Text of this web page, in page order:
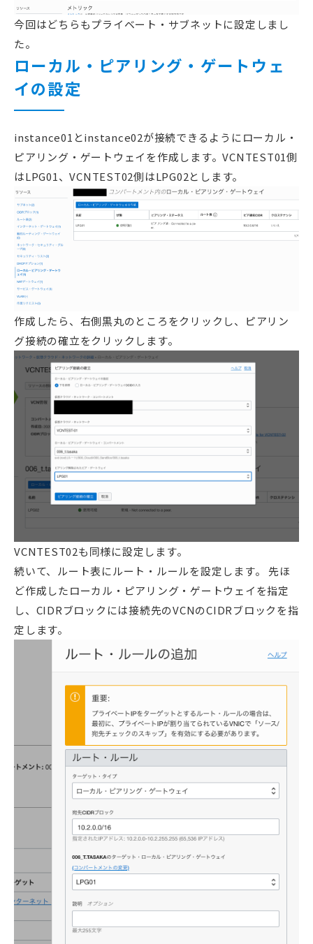
今回はどちらもプライベート・サブネットに設定しまし
た。
ローカル・ピアリング・ゲートウェ
イの設定
instance01とinstance02が接続できるようにローカル・
ピアリング・ゲートウェイを作成します。VCNTEST01側
はLPG01、VCNTEST02側はLPG02とします。
作成したら、右側黒丸のところをクリックし、ピアリン
グ接続の確立をクリックします。
VCNTEST02も同様に設定します。
続いて、ルート表にルート・ルールを設定します。 先ほ
ど作成したローカル・ピアリング・ゲートウェイを指定
し、CIDRブロックには接続先のVCNのCIDRブロックを指
定します。